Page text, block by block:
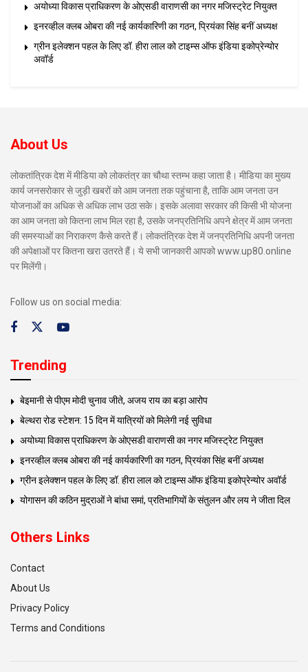
अयोध्या विकास प्राधिकरण के ओएसडी वाराणसी का नगर मजिस्ट्रेट नियुक्त
इनरव्हील क्लब ओबरा की नई कार्यकारिणी का गठन, प्रियंका सिंह बनीं अध्यक्ष
ग्रीन इलेक्शन पहल के लिए डॉ. हीरा लाल को टाइम्स ऑफ इंडिया इकोप्रेन्योर
अवॉर्ड
About Us
लोकतांत्रिक देश में मीडिया को लोकतंत्र का चौथा स्तम्भ कहा जाता है। मीडिया का मुख्य
कार्य जनसरोकार से जुड़ी खबरों को आम जनता तक पहुंचाना है, ताकि आम जनता उन
योजनाओं का अधिक से अधिक लाभ उठा सके। इसके अलावा सरकार की किसी भी योजना
का आम जनता को कितना लाभ मिल रहा है, उसके जनप्रतिनिधि अपने क्षेत्र में आम जनता
की समस्याओं का निराकरण कैसे करते हैं। लोकतंत्रिक देश में जनप्रतिनिधि अपनी जनता
की अपेक्षाओं पर कितना खरा उतरते हैं। ये सभी जानकारी आपको www.up80.online
पर मिलेंगी।
Follow us on social media:
Trending
बेइमानी से पीएम मोदी चुनाव जीते, अजय राय का बड़ा आरोप
बेल्थरा रोड स्टेशन: 15 दिन में यात्रियों को मिलेगी नई सुविधा
अयोध्या विकास प्राधिकरण के ओएसडी वाराणसी का नगर मजिस्ट्रेट नियुक्त
इनरव्हील क्लब ओबरा की नई कार्यकारिणी का गठन, प्रियंका सिंह बनीं अध्यक्ष
ग्रीन इलेक्शन पहल के लिए डॉ. हीरा लाल को टाइम्स ऑफ इंडिया इकोप्रेन्योर अवॉर्ड
योगासन की कठिन मुद्राओं ने बांधा समां, प्रतिभागियों के संतुलन और लय ने जीता दिल
Others Links
Contact
About Us
Privacy Policy
Terms and Conditions